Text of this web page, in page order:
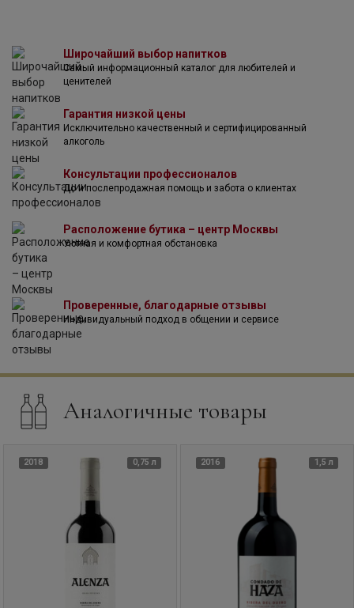
Руэда, Хумилья, Аликанте, Кастилья Ла Манча, Пенедес,
Каталония и Кава. По объему продаж компания Гарсия
Каррьон является самой крупной в Испании.
Широчайший выбор напитков
Самый информационный каталог для любителей и
ценителей
Гарантия низкой цены
Исключительно качественный и сертифицированный
алкоголь
Консультации профессионалов
До и послепродажная помощь и забота о клиентах
Расположение бутика – центр Москвы
Уютная и комфортная обстановка
Проверенные, благодарные отзывы
Индивидуальный подход в общении и сервисе
Аналогичные товары
2018 0,75 л 2016 1,5 л